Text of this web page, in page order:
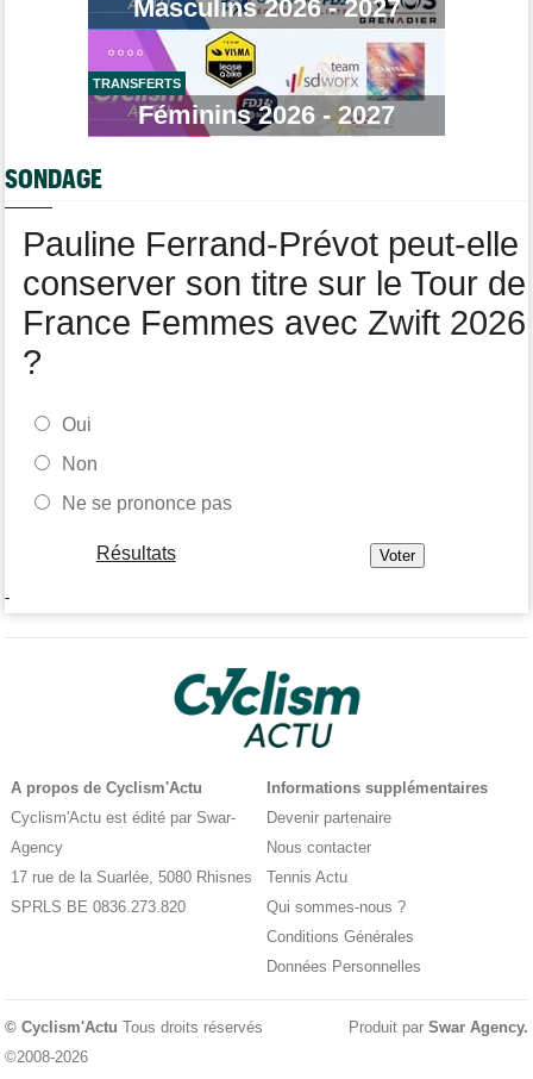
10:33
Média
L'abonnement à Cyclism'Actu sans pub ni pop up : 9,99€ pour 1
Tour de France Femmes
Lilan Calmejane : "Ferrand-Prévot raconte des salades…"
Demi Vollering : "Cela prouve que si on rêve en grand..."
Masculins 2026 - 2027
TRANSFERTS
Féminins 2026 - 2027
SONDAGE
Pauline Ferrand-Prévot peut-elle
conserver son titre sur le Tour de
France Femmes avec Zwift 2026
?
Oui
Non
Ne se prononce pas
Résultats
-
A propos de Cyclism'Actu
Cyclism'Actu est édité par Swar-
Agency
17 rue de la Suarlée, 5080 Rhisnes
SPRLS BE 0836.273.820
Informations supplémentaires
Devenir partenaire
Nous contacter
Tennis Actu
Qui sommes-nous ?
Conditions Générales
Données Personnelles
© Cyclism'Actu Tous droits réservés
©2008-2026
Produit par Swar Agency.